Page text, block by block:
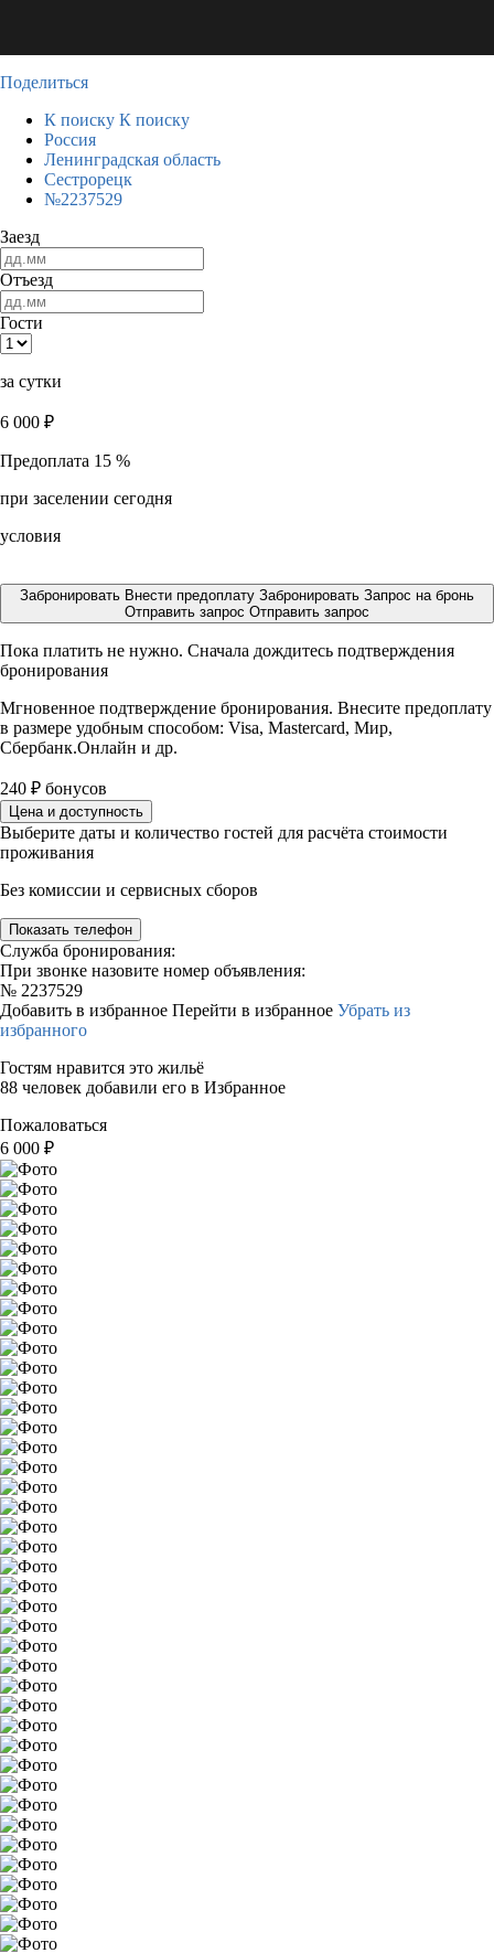
Поделиться
К поиску К поиску
Россия
Ленинградская область
Сестрорецк
№2237529
Заезд
Отъезд
Гости
за сутки
6 000 ₽
Предоплата 15 %
при заселении сегодня
условия
Забронировать Внести предоплату Забронировать Запрос на бронь
Отправить запрос Отправить запрос
Пока платить не нужно. Сначала дождитесь подтверждения
бронирования
Мгновенное подтверждение бронирования. Внесите предоплату
в размере удобным способом: Visa, Mastercard, Мир,
Сбербанк.Онлайн и др.
240 ₽ бонусов
Цена и доступность
Выберите даты и количество гостей для расчёта стоимости
проживания
Без комиссии и сервисных сборов
Показать телефон
Служба бронирования:
При звонке назовите номер объявления:
№ 2237529
Добавить в избранное Перейти в избранное Убрать из
избранного
Гостям нравится это жильё
88 человек добавили его в Избранное
Пожаловаться
6 000 ₽